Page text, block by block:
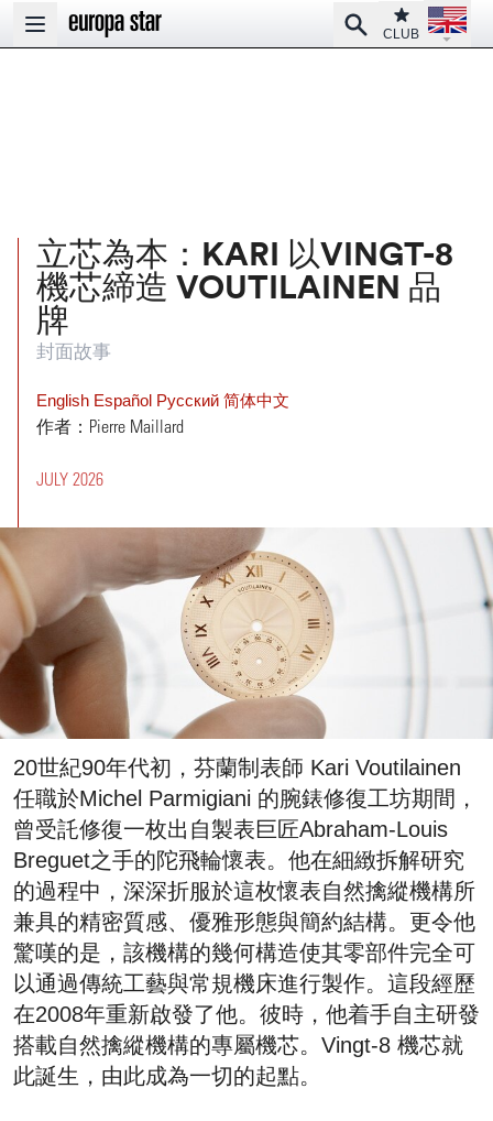
Open main menu
SearchClub
CLUB
Open
立芯為本：KARI 以VINGT-8
機芯締造 VOUTILAINEN 品
牌
封面故事
English Español Pусский 简体中文
作者：Pierre Maillard
JULY 2026
20世紀90年代初，芬蘭制表師 Kari Voutilainen
任職於Michel Parmigiani 的腕錶修復工坊期間，
曾受託修復一枚出自製表巨匠Abraham-Louis
Breguet之手的陀飛輪懷表。他在細緻拆解研究
的過程中，深深折服於這枚懷表自然擒縱機構所
兼具的精密質感、優雅形態與簡約結構。更令他
驚嘆的是，該機構的幾何構造使其零部件完全可
以通過傳統工藝與常規機床進行製作。這段經歷
在2008年重新啟發了他。彼時，他着手自主研發
搭載自然擒縱機構的專屬機芯。Vingt-8 機芯就
此誕生，由此成為一切的起點。